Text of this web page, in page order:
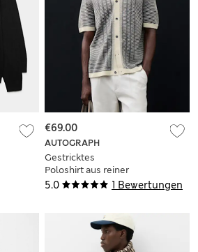
5.0 1 Bewertungen
AUTOGRAPH
Gestricktes
Poloshirt aus reiner
Baumwolle mit
€69.00